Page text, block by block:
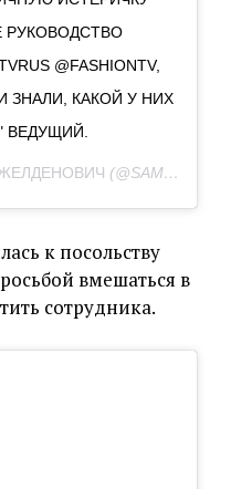
РУКОВОДСТВО
@FASHIONTV,
ЗНАЛИ, КАКОЙ У НИХ
ВЕДУЩИЙ.
(@SAMAT.DOLOTBAKOV) ON
к посольству
вмешаться в
сотрудника.